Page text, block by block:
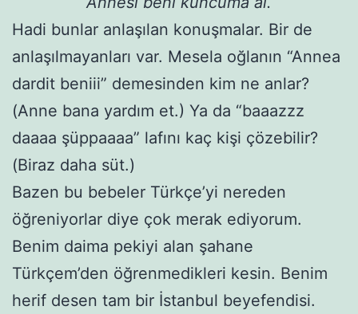
Hadi bunlar anlaşılan konuşmalar. Bir de
anlaşılmayanları var. Mesela oğlanın “Annea
dardit beniii” demesinden kim ne anlar?
(Anne bana yardım et.) Ya da “baaazzz
daaaa şüppaaaa” lafını kaç kişi çözebilir?
(Biraz daha süt.)
Bazen bu bebeler Türkçe’yi nereden
öğreniyorlar diye çok merak ediyorum.
Benim daima pekiyi alan şahane
Türkçem’den öğrenmedikleri kesin. Benim
herif desen tam bir İstanbul beyefendisi.